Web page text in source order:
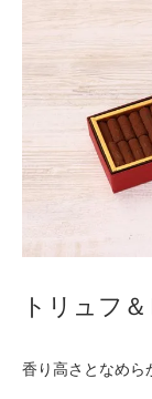
トリュフ
香り高さとなめら